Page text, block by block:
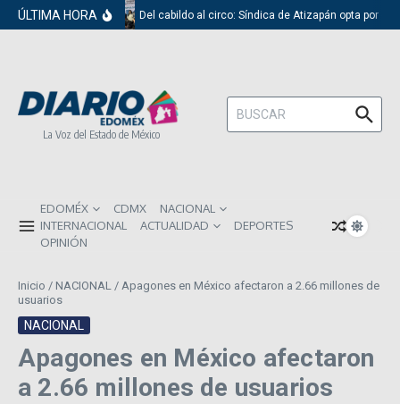
Saltar al contenido
ÚLTIMA HORA Del cabildo al circo: Síndica de Atizapán opta por el
La Voz del Estado de México
Buscar:
EDOMÉX CDMX
NACIONAL
INTERNACIONAL
ACTUALIDAD
DEPORTES
OPINIÓN
Inicio / NACIONAL / Apagones en México afectaron a 2.66 millones de
usuarios
NACIONAL
Apagones en México afectaron
a 2.66 millones de usuarios